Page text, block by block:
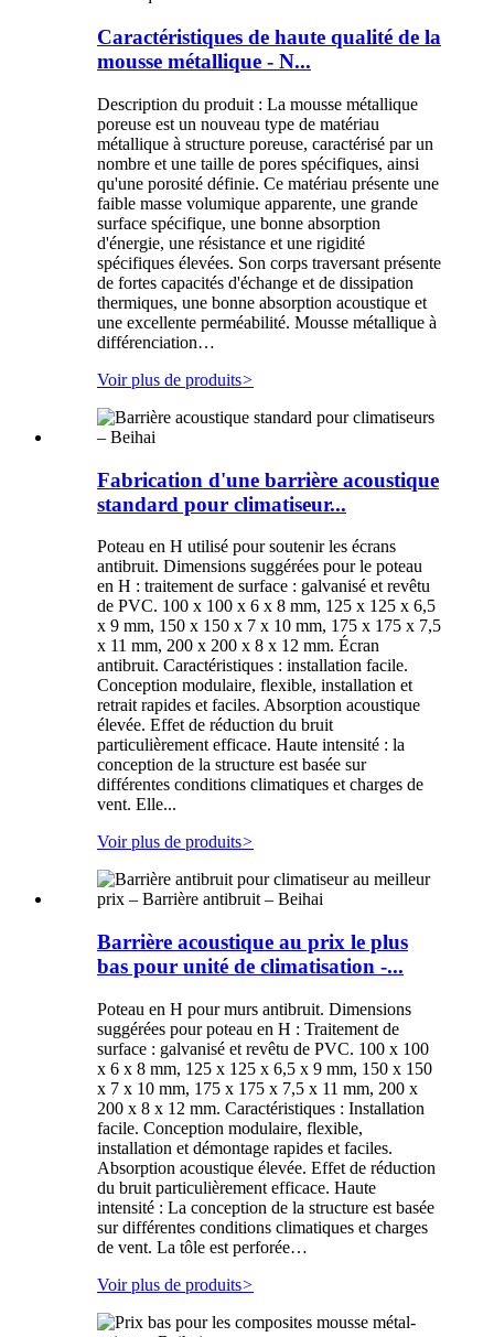
Caractéristiques de haute qualité de la
mousse métallique - N...
Description du produit : La mousse métallique
poreuse est un nouveau type de matériau
métallique à structure poreuse, caractérisé par un
nombre et une taille de pores spécifiques, ainsi
qu'une porosité définie. Ce matériau présente une
faible masse volumique apparente, une grande
surface spécifique, une bonne absorption
d'énergie, une résistance et une rigidité
spécifiques élevées. Son corps traversant présente
de fortes capacités d'échange et de dissipation
thermiques, une bonne absorption acoustique et
une excellente perméabilité. Mousse métallique à
différenciation…
Voir plus de produits>
Fabrication d'une barrière acoustique
standard pour climatiseur...
Poteau en H utilisé pour soutenir les écrans
antibruit. Dimensions suggérées pour le poteau
en H : traitement de surface : galvanisé et revêtu
de PVC. 100 x 100 x 6 x 8 mm, 125 x 125 x 6,5
x 9 mm, 150 x 150 x 7 x 10 mm, 175 x 175 x 7,5
x 11 mm, 200 x 200 x 8 x 12 mm. Écran
antibruit. Caractéristiques : installation facile.
Conception modulaire, flexible, installation et
retrait rapides et faciles. Absorption acoustique
élevée. Effet de réduction du bruit
particulièrement efficace. Haute intensité : la
conception de la structure est basée sur
différentes conditions climatiques et charges de
vent. Elle...
Voir plus de produits>
Barrière acoustique au prix le plus
bas pour unité de climatisation -...
Poteau en H pour murs antibruit. Dimensions
suggérées pour poteau en H : Traitement de
surface : galvanisé et revêtu de PVC. 100 x 100
x 6 x 8 mm, 125 x 125 x 6,5 x 9 mm, 150 x 150
x 7 x 10 mm, 175 x 175 x 7,5 x 11 mm, 200 x
200 x 8 x 12 mm. Caractéristiques : Installation
facile. Conception modulaire, flexible,
installation et démontage rapides et faciles.
Absorption acoustique élevée. Effet de réduction
du bruit particulièrement efficace. Haute
intensité : La conception de la structure est basée
sur différentes conditions climatiques et charges
de vent. La tôle est perforée…
Voir plus de produits>